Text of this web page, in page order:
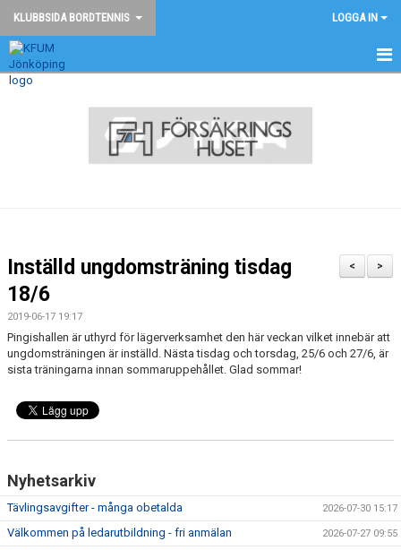
KLUBBSIDA BORDTENNIS LOGGA IN
BORDTENNIS - START
DOKUMENT
ANMÄLAN
>
<
Inställd ungdomsträning tisdag
18/6
2019-06-17 19:17
Pingishallen är uthyrd för lägerverksamhet den här veckan vilket innebär att
ungdomsträningen är inställd. Nästa tisdag och torsdag, 25/6 och 27/6, är
sista träningarna innan sommaruppehållet. Glad sommar!
Nyhetsarkiv
Tävlingsavgifter - många obetalda 2026-07-30 15:17
Välkommen på ledarutbildning - fri anmälan 2026-07-27 09:55